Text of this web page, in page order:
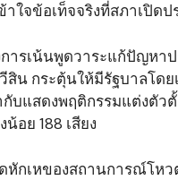
ใจข้อเท็จจริงที่สภาเปิด
ารเน้นพูดวาระแก้ปัญหา
สิน กระตุ้นให้มีรัฐบาลโ
กับแสดงพฤติกรรมแต่งตั
อย 188 เสียง
หักเหของสถานการณ์โห